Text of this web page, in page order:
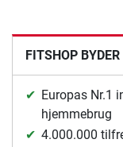
FITSHOP BYDER
Europas Nr.1
hjemmebrug
4.000.000